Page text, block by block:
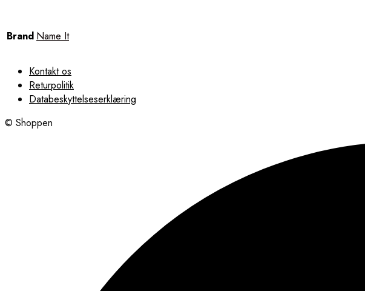
Brand Name It
Kontakt os
Returpolitik
Databeskyttelseserklæring
© Shoppen